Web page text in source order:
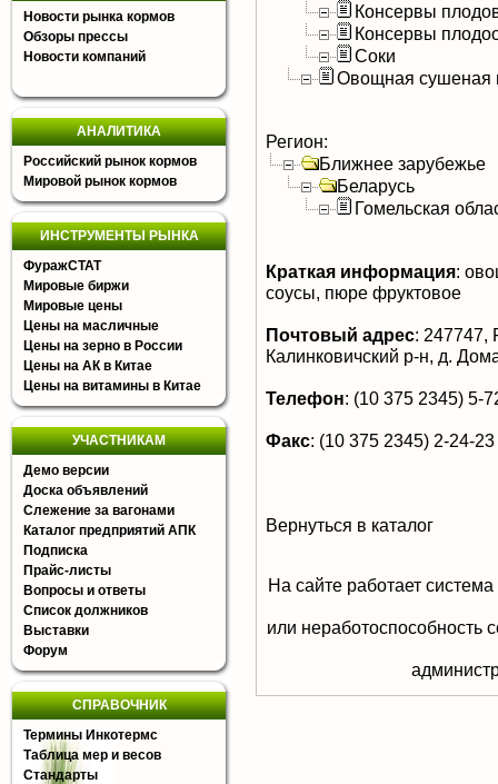
Новости рынка кормов
Обзоры прессы
Новости компаний
АНАЛИТИКА
Российский рынок кормов
Мировой рынок кормов
ИНСТРУМЕНТЫ РЫНКА
ФуражСТАТ
Мировые биржи
Мировые цены
Цены на масличные
Цены на зерно в России
Цены на АК в Китае
Цены на витамины в Китае
УЧАСТНИКАМ
Демо версии
Доска объявлений
Слежение за вагонами
Каталог предприятий АПК
Подписка
Прайс-листы
Вопросы и ответы
Список должников
Выставки
Форум
СПРАВОЧНИК
Термины Инкотермс
Таблица мер и весов
Стандарты
Консервы
Консервы
Соки
Овощная сушеная
Регион:
Ближнее зарубежье
Беларусь
Гомельская
Краткая информация:
соусы, пюре фруктовое
Почтовый адрес: 247747,
Калинковичский р-н, д.
Телефон: (10 375 2345) 5-
Факс: (10 375 2345) 2-24-23
Вернуться в каталог
На сайте работает
или неработоспособность